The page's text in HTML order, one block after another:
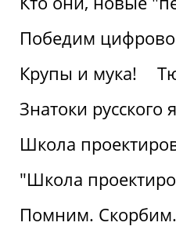
Победим
Крупы и мука!
Знатоки русского
Школа
"Школа
Помним. Скорбим.